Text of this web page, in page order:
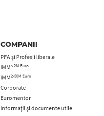
COMPANII
PFA şi Profesii liberale
IMM< 2M Euro
IMM2-50M Euro
Corporate
Euromentor
Informații și documente utile